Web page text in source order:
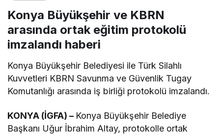
Konya Büyükşehir ve KBRN
arasında ortak eğitim protokolü
imzalandı haberi
Konya Büyükşehir Belediyesi ile Türk Silahlı
Kuvvetleri KBRN Savunma ve Güvenlik Tugay
Komutanlığı arasında iş birliği protokolü imzalandı.
KONYA (İGFA) – Konya Büyükşehir Belediye
Başkanı Uğur İbrahim Altay, protokolle ortak